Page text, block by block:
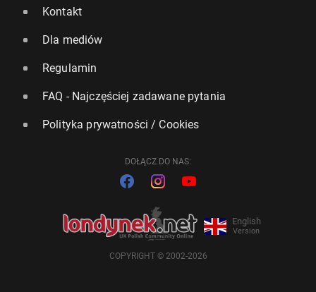
Kontakt
Dla mediów
Regulamin
FAQ - Najczęściej zadawane pytania
Polityka prywatności / Cookies
DOŁĄCZ DO NAS:
English
Version
COPYRIGHT © 2002-2026